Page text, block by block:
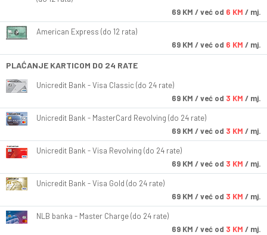
69 KM / već od 6 KM / mj.
American Express (do 12 rata)
69 KM / već od 6 KM / mj.
PLAĆANJE KARTICOM DO 24 RATE
Unicredit Bank - Visa Classic (do 24 rate)
69 KM / već od 3 KM / mj.
Unicredit Bank - MasterCard Revolving (do 24 rate)
69 KM / već od 3 KM / mj.
Unicredit Bank - Visa Revolving (do 24 rate)
69 KM / već od 3 KM / mj.
Unicredit Bank - Visa Gold (do 24 rate)
69 KM / već od 3 KM / mj.
NLB banka - Master Charge (do 24 rate)
69 KM / već od 3 KM / mj.